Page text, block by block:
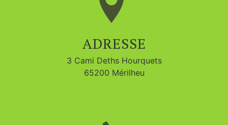
ADRESSE
3 Cami Deths Hourquets
65200 Mérilheu